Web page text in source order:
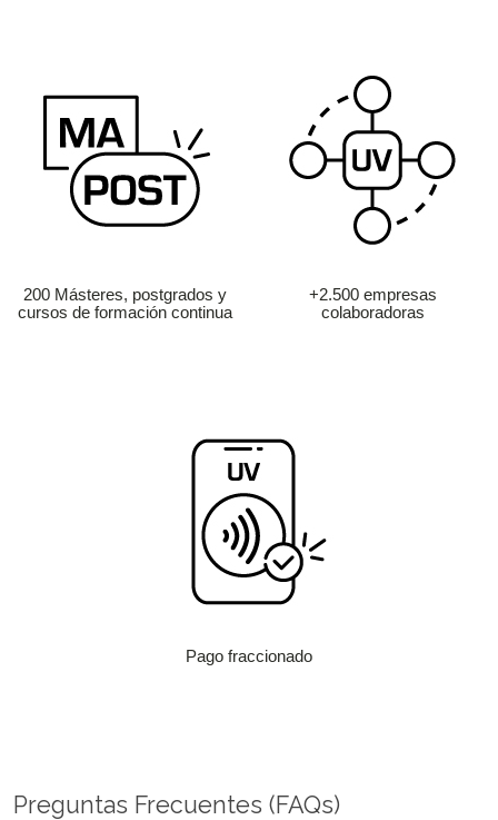
200 Másteres, postgrados y
cursos de formación continua
+2.500 empresas
colaboradoras
Pago fraccionado
Preguntas Frecuentes (FAQs)